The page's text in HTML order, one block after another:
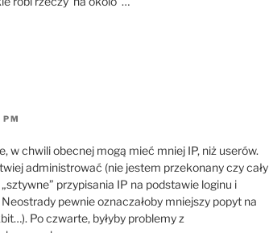
w chwili obecnej mogą mieć mniej IP, niż userów.
administrować (nie jestem przekonany czy cały
przypisania IP na podstawie loginu i
Neostrady pewnie oznaczałoby mniejszy popyt na
Po czwarte, byłyby problemy z